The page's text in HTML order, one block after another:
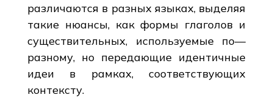
различаются в разных языках, выделяя
такие нюансы, как формы глаголов и
существительных, используемые по—
разному, но передающие идентичные
идеи в рамках, соответствующих
контексту.